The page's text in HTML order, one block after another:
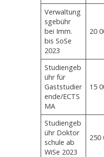
Verwaltung
sgebühr
bei Imm.
bis SoSe
2023
20
Studiengeb
ühr für
Gaststudier
ende/ECTS
MA
15
Studiengeb
ühr Doktor
schule ab
WiSe 2023
250